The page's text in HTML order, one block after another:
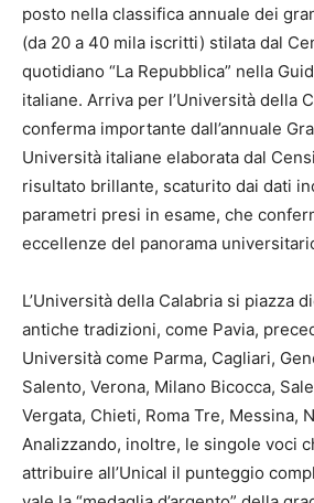
posto nella classifica annuale dei
(da 20 a 40 mila iscritti) stilata dal
quotidiano “La Repubblica” nella
italiane. Arriva per l’Università della
conferma importante dall’annuale
Università italiane elaborata dal
risultato brillante, scaturito dai dati
parametri presi in esame, che
eccellenze del panorama
L’Università della Calabria si piazza
antiche tradizioni, come Pavia,
Università come Parma, Cagliari,
Salento, Verona, Milano Bicocca,
Vergata, Chieti, Roma Tre, Messina,
Analizzando, inoltre, le singole voci
attribuire all’Unical il punteggio